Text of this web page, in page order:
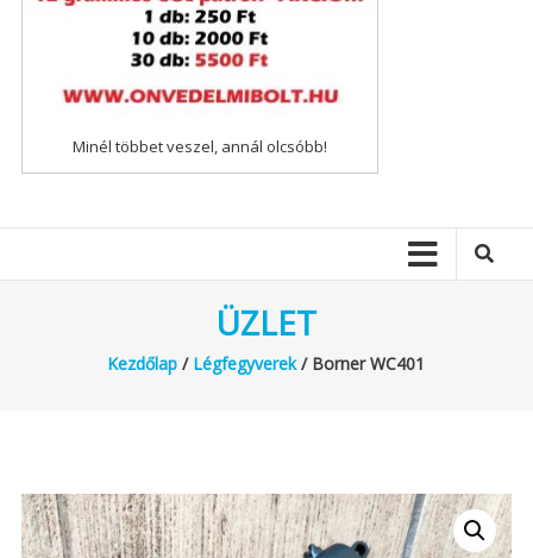
Minél többet veszel, annál olcsóbb!
ÜZLET
Kezdőlap / Légfegyverek/ Borner WC401